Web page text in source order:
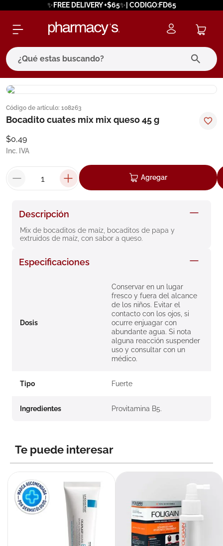
✨FREE DELIVERY +$65✨| CODIGO:FD65
¿Qué estas buscando?
Código de artículo: 108263
Bocadito cuates mix mix queso 45 g
$0,49
Inc. IVA
Agregar
Descripción
Mix de bocaditos de maíz, bocaditos de papa y
extruidos de maíz, con sabor a queso.
Especificaciones
Dosis
Conservar en un lugar
fresco y fuera del alcance
de los niños. Evitar el
contacto con los ojos, si
ocurre enjuagar con
abundante agua. Si nota
alguna reacción suspender
uso y consultar con un
médico.
Tipo Fuerte
Ingredientes Provitamina B5.
Te puede interesar
términos más buscados
1. eucerin
3
cerave
7. isdin
8. roche posay
10.pañales